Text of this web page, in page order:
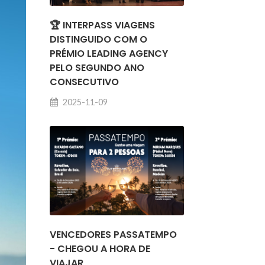
🏆 INTERPASS VIAGENS
DISTINGUIDO COM O
PRÉMIO LEADING AGENCY
PELO SEGUNDO ANO
CONSECUTIVO
2025-11-09
VENCEDORES PASSATEMPO
- CHEGOU A HORA DE